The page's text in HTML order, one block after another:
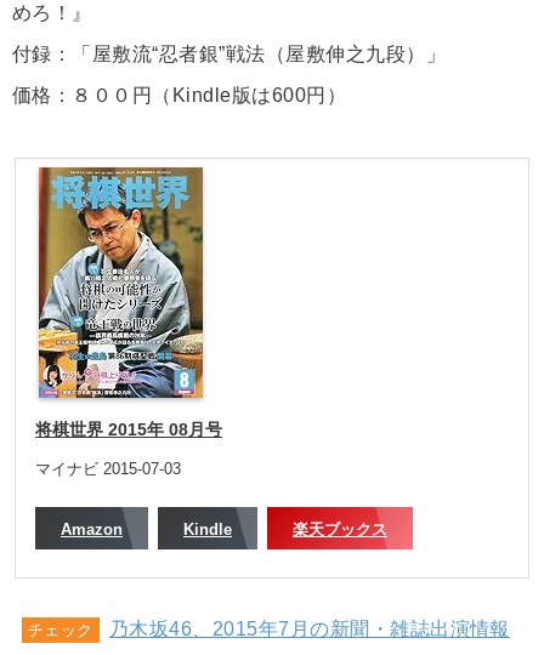
めろ！』
付録：「屋敷流“忍者銀”戦法（屋敷伸之九段）」
価格：８００円（Kindle版は600円）
将棋世界 2015年 08月号
マイナビ 2015-07-03
Amazon Kindle 楽天ブックス
チェック
乃木坂46、2015年7月の新聞・雑誌出演情報